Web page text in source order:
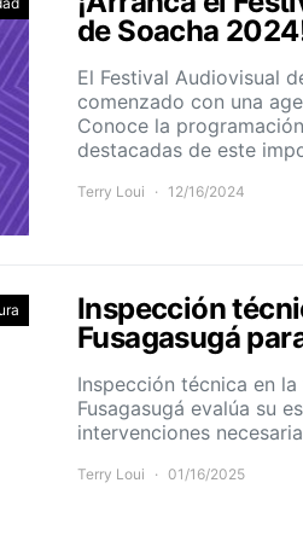
de Soacha
El Festival Audiovisual
comenzado con una
Conoce la
destacadas de este
Terry Loui 12/16/2024
Inspección
Fusagasugá
Inspección técnica en
Fusagasugá evalúa su
intervenciones
Terry Loui 01/16/2025